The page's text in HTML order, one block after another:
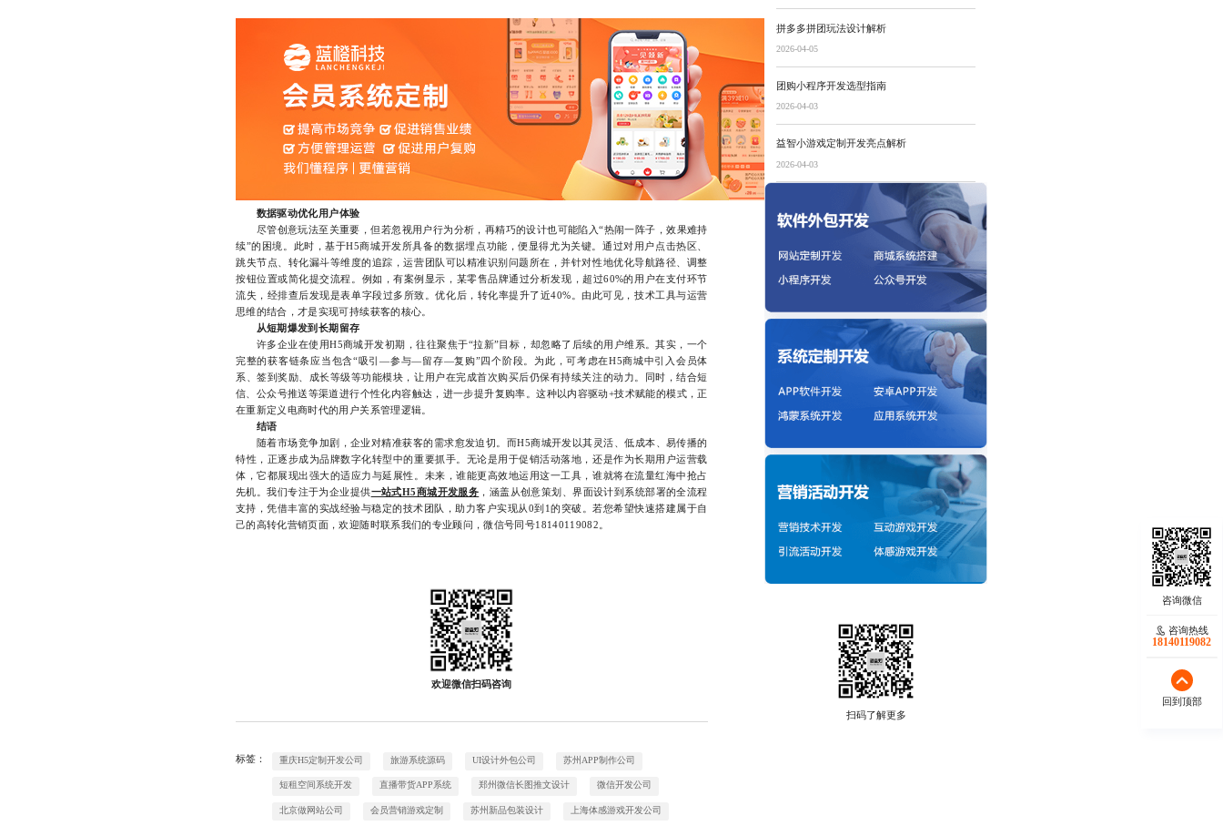
数据驱动优化用户体验
尽管创意玩法至关重要，但若忽视用户行为分析，再精巧的设计也可能陷入“热闹一阵子，效果难持
续”的困境。此时，基于H5商城开发所具备的数据埋点功能，便显得尤为关键。通过对用户点击热区、
跳失节点、转化漏斗等维度的追踪，运营团队可以精准识别问题所在，并针对性地优化导航路径、调整
按钮位置或简化提交流程。例如，有案例显示，某零售品牌通过分析发现，超过60%的用户在支付环节
流失，经排查后发现是表单字段过多所致。优化后，转化率提升了近40%。由此可见，技术工具与运营
思维的结合，才是实现可持续获客的核心。
从短期爆发到长期留存
许多企业在使用H5商城开发初期，往往聚焦于“拉新”目标，却忽略了后续的用户维系。其实，一个
完整的获客链条应当包含“吸引—参与—留存—复购”四个阶段。为此，可考虑在H5商城中引入会员体
系、签到奖励、成长等级等功能模块，让用户在完成首次购买后仍保有持续关注的动力。同时，结合短
信、公众号推送等渠道进行个性化内容触达，进一步提升复购率。这种以内容驱动+技术赋能的模式，正
在重新定义电商时代的用户关系管理逻辑。
结语
随着市场竞争加剧，企业对精准获客的需求愈发迫切。而H5商城开发以其灵活、低成本、易传播的
特性，正逐步成为品牌数字化转型中的重要抓手。无论是用于促销活动落地，还是作为长期用户运营载
体，它都展现出强大的适应力与延展性。未来，谁能更高效地运用这一工具，谁就将在流量红海中抢占
先机。我们专注于为企业提供一站式H5商城开发服务 ，涵盖从创意策划、界面设计到系统部署的全流程
支持，凭借丰富的实战经验与稳定的技术团队，助力客户实现从0到1的突破。若您希望快速搭建属于自
己的高转化营销页面，欢迎随时联系我们的专业顾问，微信号同号18140119082。
欢迎微信扫码咨询
标签： 重庆H5定制开发公司 旅游系统源码 UI设计外包公司 苏州APP制作公司
短租空间系统开发 直播带货APP系统 郑州微信长图推文设计 微信开发公司
北京做网站公司 会员营销游戏定制 苏州新品包装设计 上海体感游戏开发公司
拼多多拼团玩法设计解析
2026-04-05
团购小程序开发选型指南
2026-04-03
益智小游戏定制开发亮点解析
2026-04-03
扫码了解更多
咨询热线
18140119082
回到顶部